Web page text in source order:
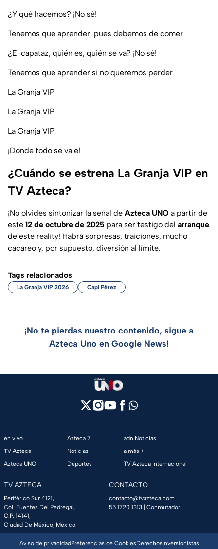
¿Y qué hacemos? ¡No sé!
Tenemos que aprender, pues debemos de comer
¿El capataz, quién es, quién se va? ¡No sé!
Tenemos que aprender si no queremos perder
La Granja VIP
La Granja VIP
La Granja VIP
¡Donde todo se vale!
¿Cuándo se estrena La Granja VIP en
TV Azteca?
¡No olvides sintonizar la señal de Azteca UNO a partir de
este 12 de octubre de 2025 para ser testigo del arranque
de este reality! Habrá sorpresas, traiciones, mucho
cacareo y, por supuesto, diversión al límite.
Tags relacionados
La Granja VIP 2026 Capi Pérez
¡No te pierdas nuestro contenido, sigue a
Azteca Uno en Google News!
en vivo
TV Azteca
Azteca UNO
Azteca 7
Noticias
Deportes
adn Noticias
a más +
TV Azteca Internacional
TV AZTECA
Periférico Sur 4121,
Col. Fuentes Del Pedregal,
C.P. 14141,
Ciudad De México, México.
CONTACTO
contacto@tvazteca.com
55 1720 1313 | Conmutador
Aviso de privacidadPreferencias de CookiesDerechosInversionistas